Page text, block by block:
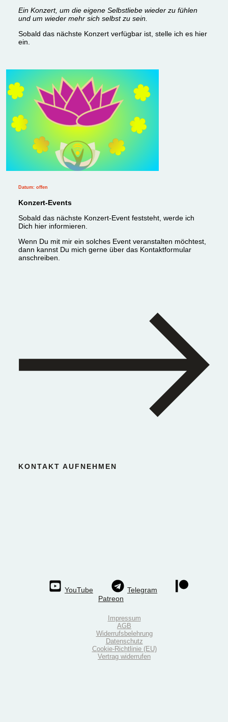
Ein Konzert, um die eigene Selbstliebe wieder zu fühlen
und um wieder mehr sich selbst zu sein.
Sobald das nächste Konzert verfügbar ist, stelle ich es hier
ein.
Datum: offen
Konzert-Events
Sobald das nächste Konzert-Event feststeht, werde ich
Dich hier informieren.
Wenn Du mit mir ein solches Event veranstalten möchtest,
dann kannst Du mich gerne über das Kontaktformular
anschreiben.
KONTAKT AUFNEHMEN
YouTube
Telegram
Patreon
Impressum
AGB
Widerrufsbelehrung
Datenschutz
Cookie-Richtlinie (EU)
Vertrag widerrufen